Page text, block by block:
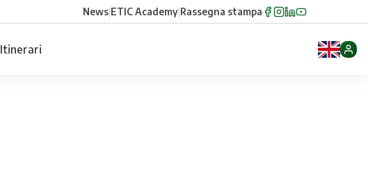
News|ETIC Academy|Rassegna stampa
Itinerari